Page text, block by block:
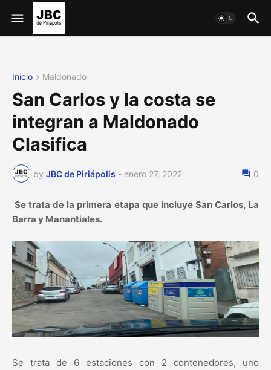
Inicio Maldonado
San Carlos y la costa se
integran a Maldonado
Clasifica
by JBC de Piriápolis - enero 27, 2022 0
Se trata de la primera etapa que incluye San Carlos, La
Barra y Manantiales.
Se trata de 6 estaciones con 2 contenedores, uno